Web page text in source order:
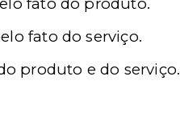
fato do serviço.
produto e do serviço.